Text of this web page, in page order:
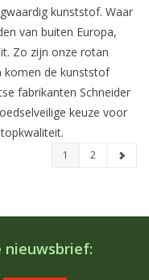
kunststof. Waar
van buiten Europa,
Zo zijn onze rotan
komen de kunststof
fabrikanten Schneider
keuze voor
1 2
nieuwsbrief: